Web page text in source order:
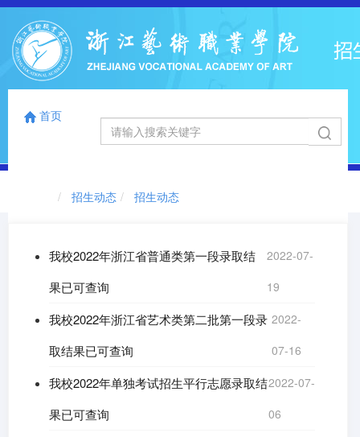
首页
招生动态 招生动态
我校2022年浙江省普通类第一段录取结
果已可查询
2022-07-
19
我校2022年浙江省艺术类第二批第一段录
取结果已可查询
2022-
07-16
我校2022年单独考试招生平行志愿录取结
果已可查询
2022-07-
06